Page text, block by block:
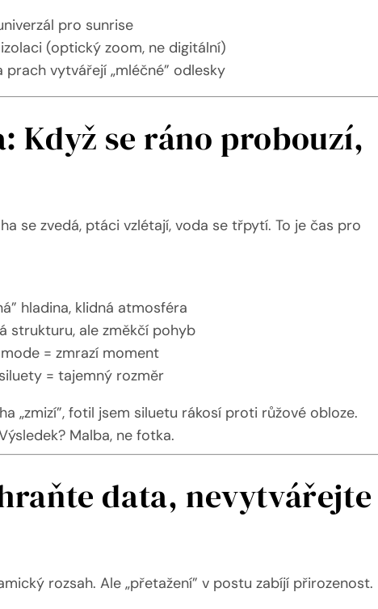
pro sunrise
(optický zoom, ne digitální)
vytvářejí „mléčné” odlesky
Když se ráno probouzí,
se zvedá, ptáci vzlétají, voda se třpytí. To je čas pro
hladina, klidná atmosféra
strukturu, ale změkčí pohyb
= zmrazí moment
= tajemný rozměr
„zmizí”, fotil jsem siluetu rákosí proti růžové obloze.
Malba, ne fotka.
data, nevytvářejte
rozsah. Ale „přetažení” v postu zabíjí přirozenost.